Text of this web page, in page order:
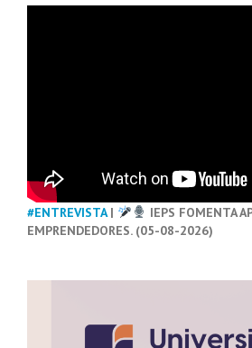
#ENTREVISTA|
IEPS FOMENTA
EMPRENDEDORES. (05-08-2026)